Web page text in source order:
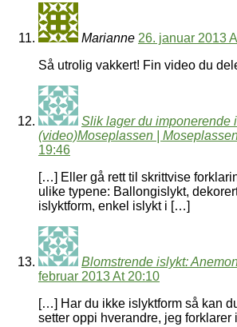
Marianne 26. januar 2013
Så utrolig vakkert! Fin video du
Slik lager du imponerende
(video)Moseplassen |
19:46
[…] Eller gå rett til skrittvise
ulike typene: Ballongislykt,
islyktform, enkel islykt i […]
Blomstrende islykt:
februar 2013 At 20:10
[…] Har du ikke islyktform så kan
setter oppi hverandre, jeg